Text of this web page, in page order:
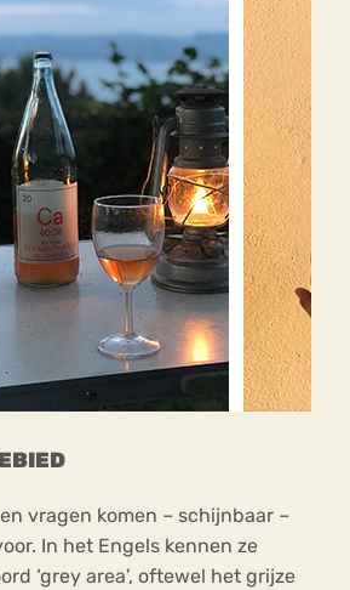
vragen komen – schijnbaar –
In het Engels kennen ze
‘grey area’, oftewel het grijze